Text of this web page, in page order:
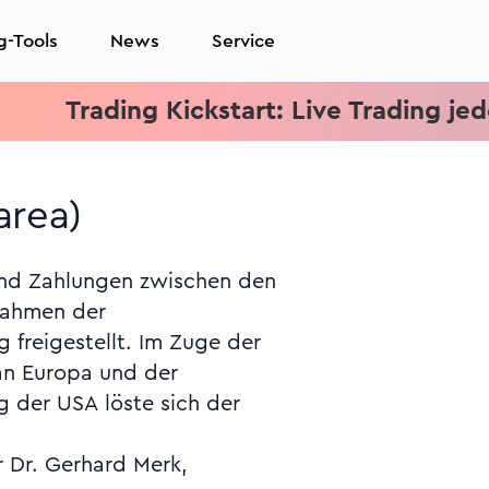
Tools News Service
Trading Kickstart: Live Trading jeden
Gerhard Merk,